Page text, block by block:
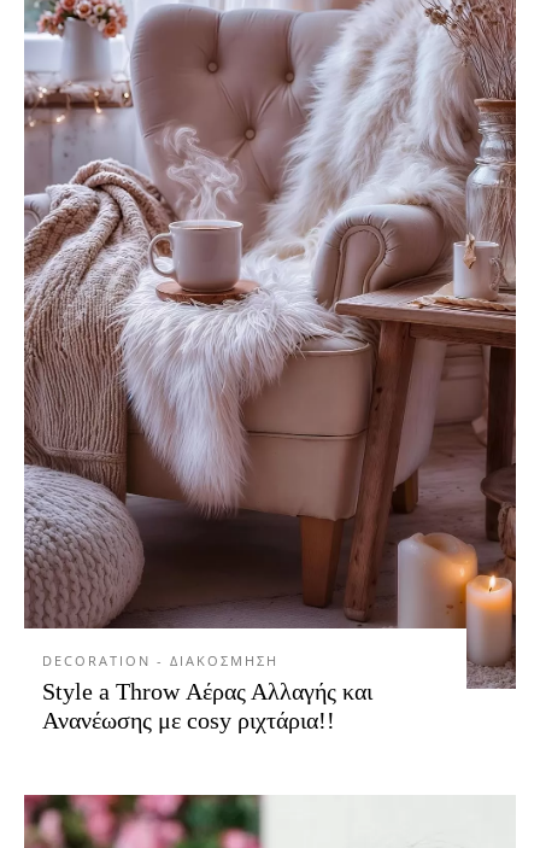
DECORATION - ΔΙΑΚΟΣΜΗΣΗ
Style a Throw Αέρας Αλλαγής και
Ανανέωσης με cosy ριχτάρια!!